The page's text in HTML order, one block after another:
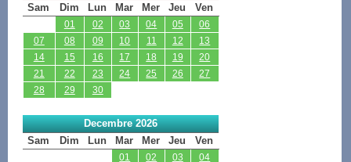
Sam
Dim Lun Mar Mer Jeu Ven
01 02 03 04 05
06
07
08 09 10 11 12
13
14
15 16 17 18 19
20
21
22 23 24 25 26
27
28
29 30
Decembre 2026
Sam
Dim Lun Mar Mer Jeu Ven
01 02 03
04